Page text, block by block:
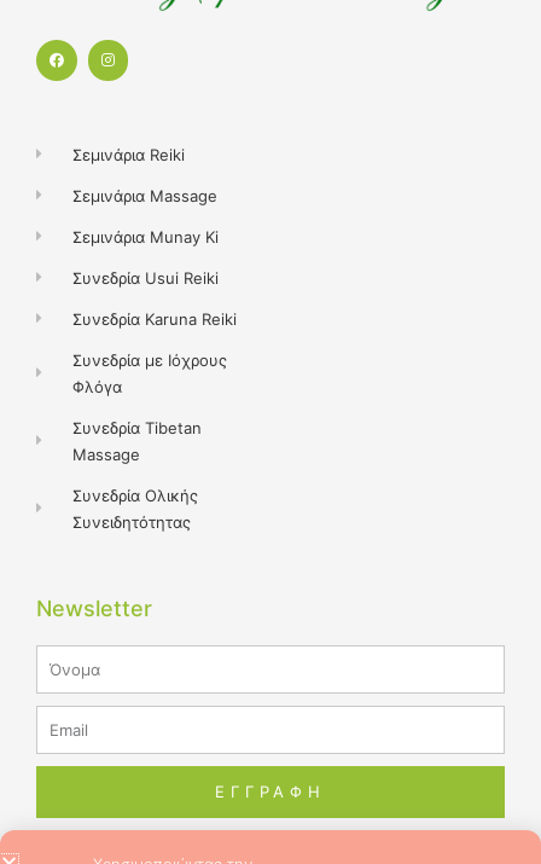
F
a
I
n
m
Σεμινάρια Reiki
Σεμινάρια Massage
Σεμινάρια Munay Ki
Συνεδρία Usui Reiki
Συνεδρία Karuna Reiki
Συνεδρία με Ιόχρους
Φλόγα
Συνεδρία Tibetan
Massage
Συνεδρία Ολικής
Συνειδητότητας
Newsletter
ΕΓΓΡΑΦΗ